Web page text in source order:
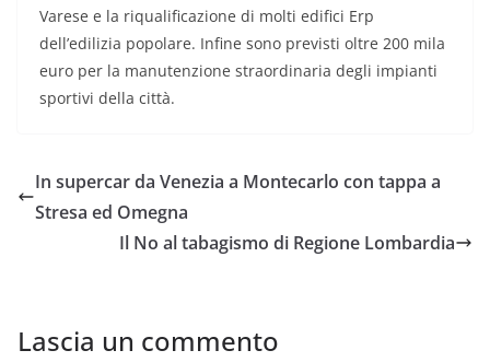
Varese e la riqualificazione di molti edifici Erp
dell’edilizia popolare. Infine sono previsti oltre 200 mila
euro per la manutenzione straordinaria degli impianti
sportivi della città.
In supercar da Venezia a Montecarlo con tappa a
Stresa ed Omegna
Il No al tabagismo di Regione Lombardia
Lascia un commento